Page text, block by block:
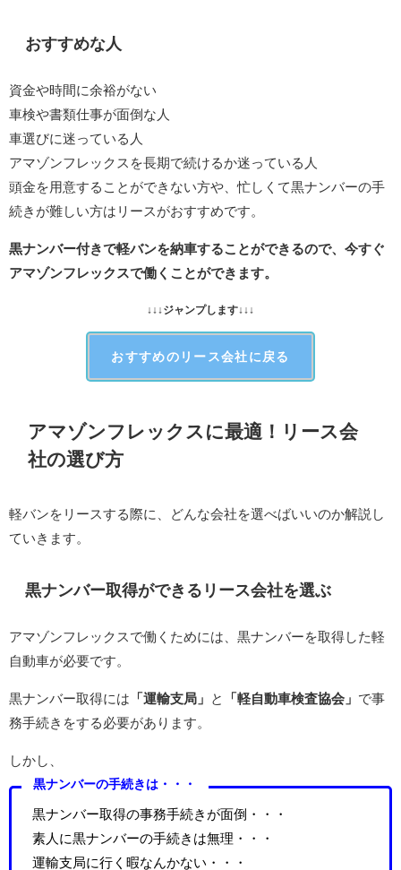
おすすめな人
資金や時間に余裕がない
車検や書類仕事が面倒な人
車選びに迷っている人
アマゾンフレックスを長期で続けるか迷っている人
頭金を用意することができない方や、忙しくて黒ナンバーの手
続きが難しい方はリースがおすすめです。
黒ナンバー付きで軽バンを納車することができるので、今すぐ
アマゾンフレックスで働くことができます。
↓↓↓ジャンプします↓↓↓
おすすめのリース会社に戻る
アマゾンフレックスに最適！リース会
社の選び方
軽バンをリースする際に、どんな会社を選べばいいのか解説し
ていきます。
黒ナンバー取得ができるリース会社を選ぶ
アマゾンフレックスで働くためには、黒ナンバーを取得した軽
自動車が必要です。
黒ナンバー取得には 「運輸支局」 と 「軽自動車検査協会」 で事
務手続きをする必要があります。
しかし、
黒ナンバーの手続きは・・・
黒ナンバー取得の事務手続きが面倒・・・
素人に黒ナンバーの手続きは無理・・・
運輸支局に行く暇なんかない・・・